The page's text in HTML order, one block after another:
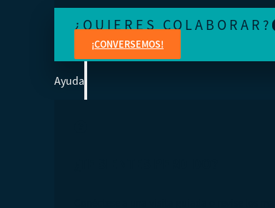
¿QUIERES COLABORAR?
¡CONVERSEMOS!
Ayuda